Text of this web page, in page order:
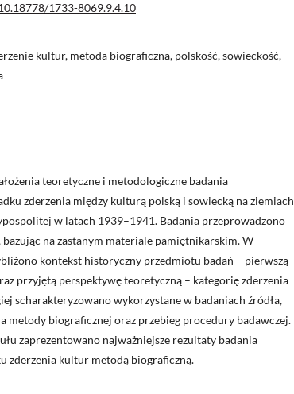
1733-8069.9.4.10
kultur, metoda biograficzna, polskość, sowieckość,
teoretyczne i metodologiczne badania
zderzenia między kulturą polską i sowiecką na ziemiach
w latach 1939–1941. Badania przeprowadzono
na zastanym materiale pamiętnikarskim. W
kontekst historyczny przedmiotu badań – pierwszą
przyjętą perspektywę teoretyczną – kategorię zderzenia
scharakteryzowano wykorzystane w badaniach źródła,
metody biograficznej oraz przebieg procedury badawczej.
zaprezentowano najważniejsze rezultaty badania
zderzenia kultur metodą biograficzną.